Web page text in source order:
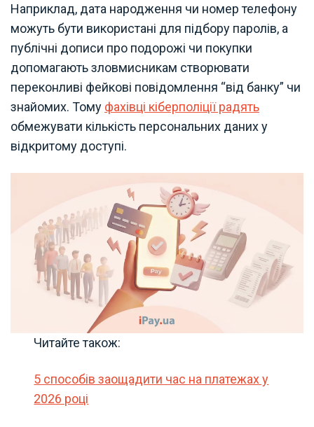
Наприклад, дата народження чи номер телефону
можуть бути використані для підбору паролів, а
публічні дописи про подорожі чи покупки
допомагають зловмисникам створювати
переконливі фейкові повідомлення “від банку” чи
знайомих. Тому фахівці кіберполіції радять
обмежувати кількість персональних даних у
відкритому доступі.
Читайте також:
5 способів заощадити час на платежах у
2026 році